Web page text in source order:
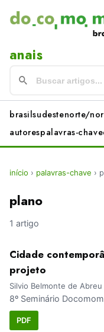
anais
brasilsudestenorte/
autorespalavras-chave
início › palavras-chave ›
plano
1 artigo
Cidade
projeto
Silvio Belmonte de Abreu
8º Seminário
PDF